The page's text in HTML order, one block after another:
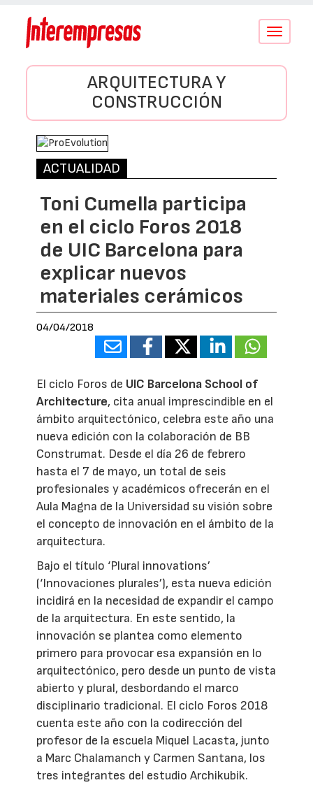
Conmutar
ARQUITECTURA Y
CONSTRUCCIÓN
ACTUALIDAD
Toni Cumella participa
en el ciclo Foros 2018
de UIC Barcelona para
explicar nuevos
materiales cerámicos
04/04/2018
El ciclo Foros de UIC Barcelona School of
Architecture, cita anual imprescindible en el
ámbito arquitectónico, celebra este año una
nueva edición con la colaboración de BB
Construmat. Desde el día 26 de febrero
hasta el 7 de mayo, un total de seis
profesionales y académicos ofrecerán en el
Aula Magna de la Universidad su visión sobre
el concepto de innovación en el ámbito de la
arquitectura.
Bajo el título ‘Plural innovations’
(‘Innovaciones plurales’), esta nueva edición
incidirá en la necesidad de expandir el campo
de la arquitectura. En este sentido, la
innovación se plantea como elemento
primero para provocar esa expansión en lo
arquitectónico, pero desde un punto de vista
abierto y plural, desbordando el marco
disciplinario tradicional. El ciclo Foros 2018
cuenta este año con la codirección del
profesor de la escuela Miquel Lacasta, junto
a Marc Chalamanch y Carmen Santana, los
tres integrantes del estudio Archikubik.